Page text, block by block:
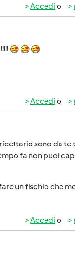
Accedi o
Accedi o
sono da
fa non puoi
un fischio che
Accedi o